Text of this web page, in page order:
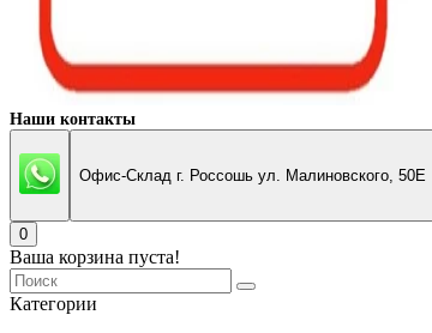
Наши контакты
Офис-Склад г. Россошь ул. Малиновского, 50Е
0
Ваша корзина пуста!
Категории